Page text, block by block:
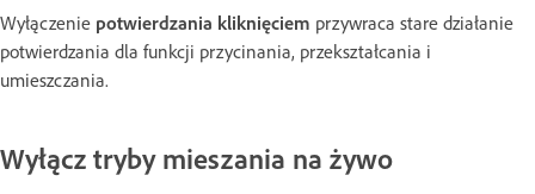
Wyłączenie potwierdzania kliknięciem przywraca stare działanie
potwierdzania dla funkcji przycinania, przekształcania i
umieszczania.
Wyłącz tryby mieszania na żywo